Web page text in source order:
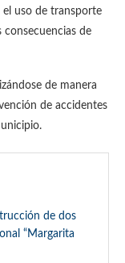
el uso de transporte
de
de manera
de accidentes
de dos
“Margarita